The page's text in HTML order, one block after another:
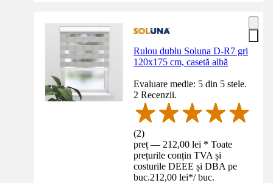
Rulou dublu Soluna D-R7 gri
120x175 cm, casetă albă
Evaluare medie: 5 din 5 stele.
2 Recenzii.
(2)
preț — 212,00 lei * Toate
prețurile conțin TVA și
costurile DEEE și DBA pe
buc.212,00 lei*/ buc.